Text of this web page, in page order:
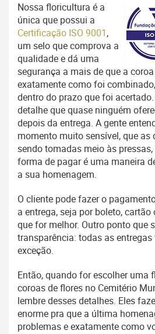
Nossa floricultura é a
única que possui a
Certificação ISO 9001,
um selo que comprova a
qualidade e dá uma
segurança a mais de que a
exatamente como foi
dentro do prazo que foi
detalhe que quase ninguém
depois da entrega. A gente
momento muito sensível, que as
sendo tomadas meio às
forma de pagar é uma maneira
a sua homenagem.
O cliente pode fazer o
a entrega, seja por boleto,
que for melhor. Outro ponto que
transparência: todas as
exceção.
Então, quando for escolher uma
coroas de flores no Cemitério
lembre desses detalhes. Eles
enorme pra que a última
problemas e exatamente como